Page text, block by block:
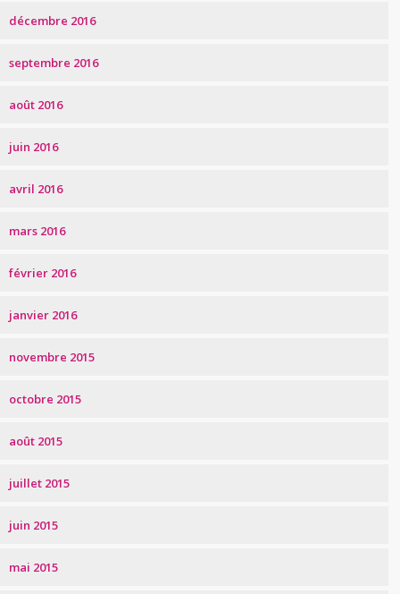
décembre 2016
septembre 2016
août 2016
juin 2016
avril 2016
mars 2016
février 2016
janvier 2016
novembre 2015
octobre 2015
août 2015
juillet 2015
juin 2015
mai 2015